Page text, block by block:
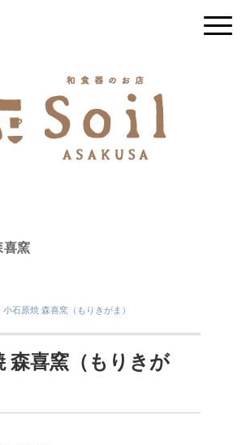
喜窯
小石原焼 森喜窯（もりきがま）
森喜窯（もりきが